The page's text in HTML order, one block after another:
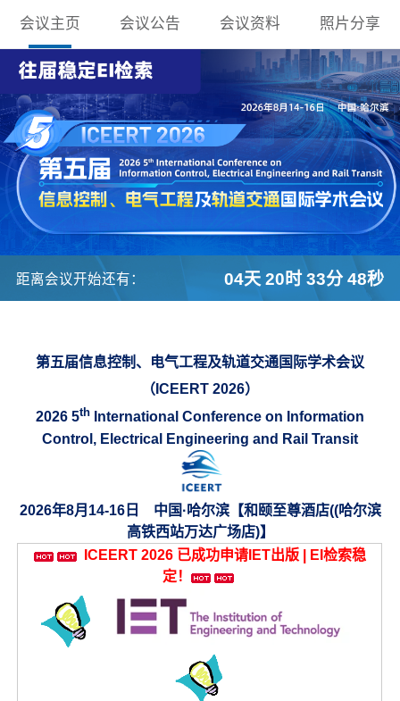
会议主页 会议公告 会议资料 照片分享
距离会议开始还有： 04天 20时 33分 47秒
第五届信息控制、电气工程及轨道交通国际学术会议
（ICEERT 2026）
2026 5th International Conference on Information
Control, Electrical Engineering and Rail Transit
2026年8月14-16日 中国·哈尔滨【和颐至尊酒店((哈尔滨
高铁西站万达广场店)】
ICEERT 2026 已成功申请IET出版 | EI检索稳
定！